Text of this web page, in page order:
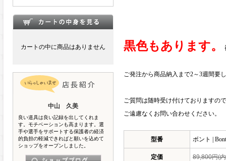
カートの中に商品はありません
中山 久美
良い道具は良い記録を出してくれま
す。モチベーションも高まります。選
手や選手をサポートする保護者の経済
的負担の軽減できればと願いを込めて
ショップをオープンしました。
黒色もあります。
ご発注から商品納入まで2～3週間要
ご質問は随時受け付けておりますの
ご遠慮なくお問い合わせください。
型番 ボント |
定価 89,800円(